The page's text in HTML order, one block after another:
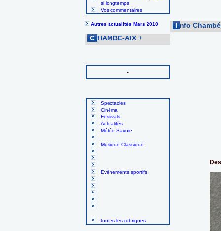
si longtemps
Vos commentaires
Autres actualités Mars 2010
C HAMBE-AIX +
-
Spectacles
Cinéma
Festivals
Actualités
Météo Savoie
Musique Classique
Evènements sportifs
toutes les rubriques
I nfo